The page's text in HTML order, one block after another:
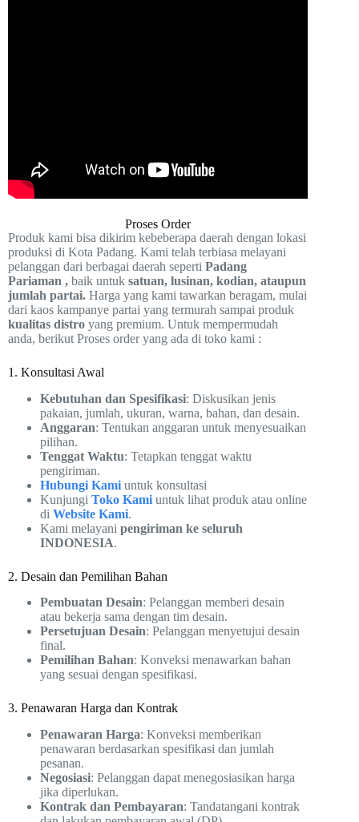
Proses Order
Produk kami bisa dikirim kebeberapa daerah dengan lokasi
produksi di Kota Padang. Kami telah terbiasa melayani
pelanggan dari berbagai daerah seperti Padang
Pariaman , baik untuk satuan, lusinan, kodian, ataupun
jumlah partai. Harga yang kami tawarkan beragam, mulai
dari kaos kampanye partai yang termurah sampai produk
kualitas distro yang premium. Untuk mempermudah
anda, berikut Proses order yang ada di toko kami :
1. Konsultasi Awal
Kebutuhan dan Spesifikasi: Diskusikan jenis
pakaian, jumlah, ukuran, warna, bahan, dan desain.
Anggaran: Tentukan anggaran untuk menyesuaikan
pilihan.
Tenggat Waktu: Tetapkan tenggat waktu
pengiriman.
Hubungi Kami untuk konsultasi
Kunjungi Toko Kami untuk lihat produk atau online
di Website Kami.
Kami melayani pengiriman ke seluruh
INDONESIA.
2. Desain dan Pemilihan Bahan
Pembuatan Desain: Pelanggan memberi desain
atau bekerja sama dengan tim desain.
Persetujuan Desain: Pelanggan menyetujui desain
final.
Pemilihan Bahan: Konveksi menawarkan bahan
yang sesuai dengan spesifikasi.
3. Penawaran Harga dan Kontrak
Penawaran Harga: Konveksi memberikan
penawaran berdasarkan spesifikasi dan jumlah
pesanan.
Negosiasi: Pelanggan dapat menegosiasikan harga
jika diperlukan.
Kontrak dan Pembayaran: Tandatangani kontrak